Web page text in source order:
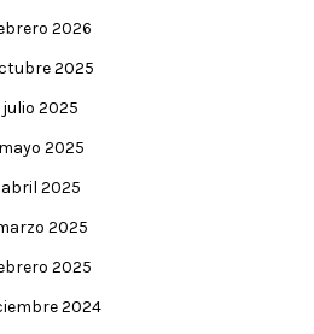
2026
2025
julio 2025
mayo 2025
abril 2025
2025
2025
2024